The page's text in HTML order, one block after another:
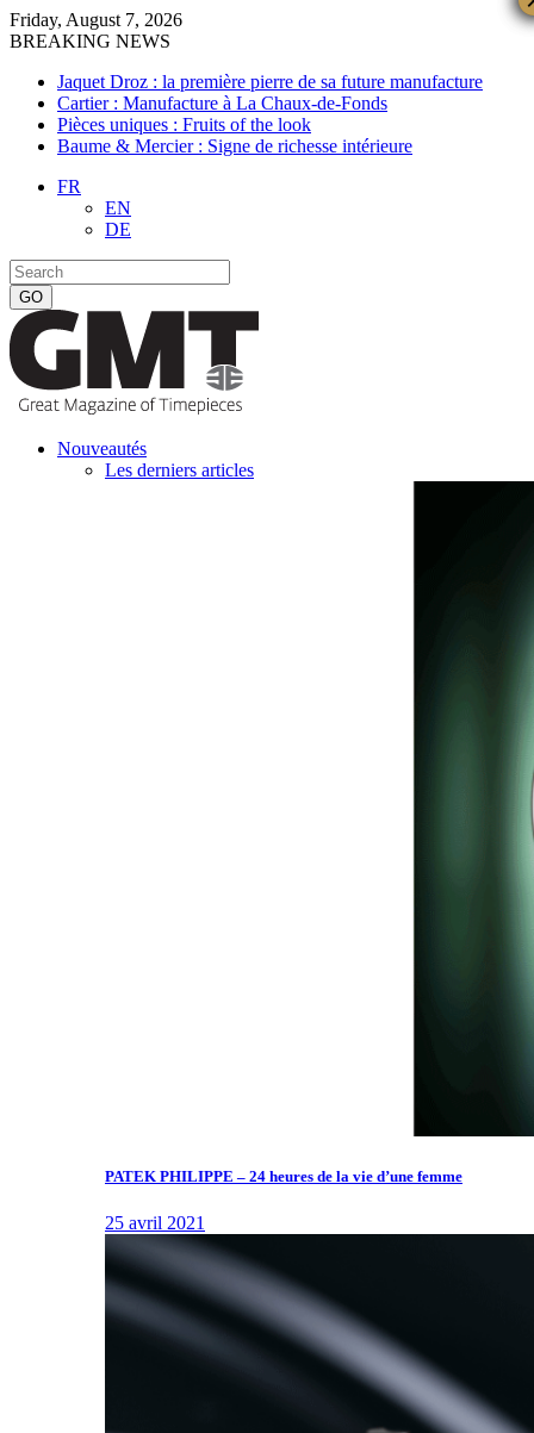
Friday, August 7, 2026
BREAKING NEWS
Jaquet Droz : la première pierre de sa future manufacture
Cartier : Manufacture à La Chaux-de-Fonds
Pièces uniques : Fruits of the look
Baume & Mercier : Signe de richesse intérieure
FR
EN
DE
Nouveautés
Les derniers articles
PATEK PHILIPPE – 24 heures de la vie d’une femme
25 avril 2021